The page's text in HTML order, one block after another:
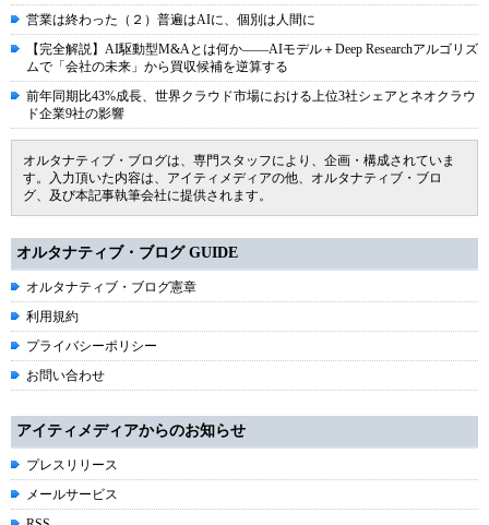
営業は終わった（２）普遍はAIに、個別は人間に
【完全解説】AI駆動型M&Aとは何か――AIモデル＋Deep Researchアルゴリズ
ムで「会社の未来」から買収候補を逆算する
前年同期比43%成長、世界クラウド市場における上位3社シェアとネオクラウ
ド企業9社の影響
オルタナティブ・ブログは、専門スタッフにより、企画・構成されていま
す。入力頂いた内容は、アイティメディアの他、オルタナティブ・ブロ
グ、及び本記事執筆会社に提供されます。
オルタナティブ・ブログ GUIDE
オルタナティブ・ブログ憲章
利用規約
プライバシーポリシー
お問い合わせ
アイティメディアからのお知らせ
プレスリリース
メールサービス